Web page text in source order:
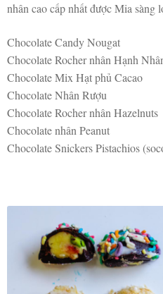
nhân cao cấp nhất được Mia sàng
Chocolate Candy Nougat
Chocolate Rocher nhân Hạnh
Chocolate Mix Hạt phủ Cacao
Chocolate Nhân Rượu
Chocolate Rocher nhân Hazelnuts
Chocolate nhân Peanut
Chocolate Snickers Pistachios